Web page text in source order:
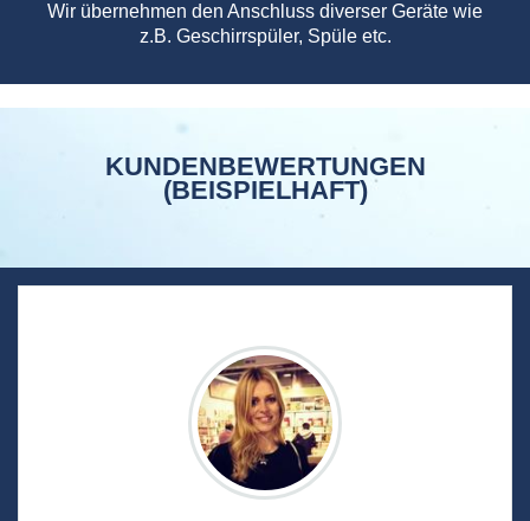
Wir übernehmen den Anschluss diverser Geräte wie
z.B. Geschirrspüler, Spüle etc.
KUNDENBEWERTUNGEN
(BEISPIELHAFT)